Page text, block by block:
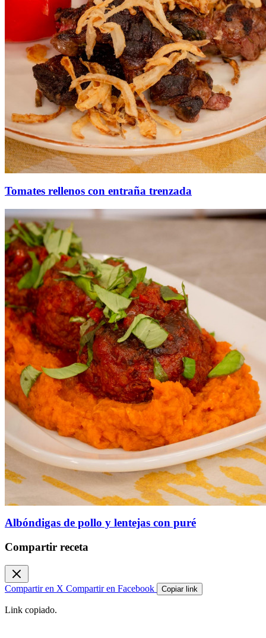
Tomates rellenos con entraña trenzada
Albóndigas de pollo y lentejas con puré
Compartir receta
Compartir en X Compartir en Facebook Copiar link
Link copiado.